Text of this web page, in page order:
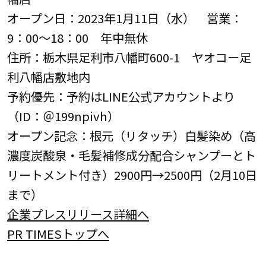
オープン日：2023年1月11日（水） 営業：
9：00～18：00 年中無休
住所：栃木県足利市八幡町600-1 ヤオコー足
利八幡店敷地内
予約優先：予約はLINE公式アカウントより
（ID：＠199npivh）
オープン記念：根元（リタッチ）白髪染め（高
濃度炭酸泉・毛髪補修成分配合シャンプーとト
リートメント付き）2900円→2500円（2月10日
まで）
企業プレスリリース詳細へ
PR TIMESトップへ